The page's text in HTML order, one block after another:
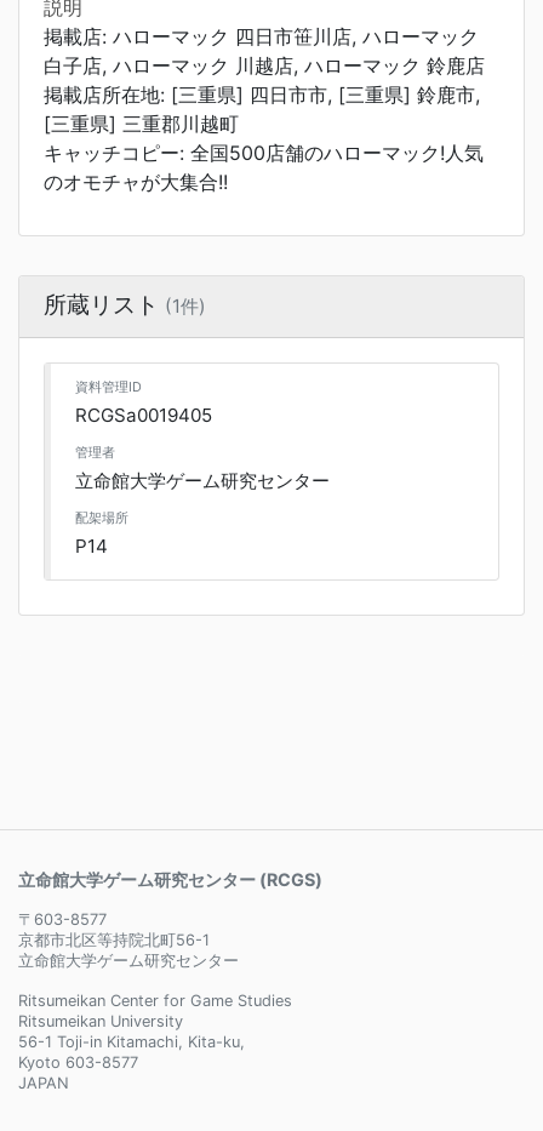
説明
掲載店: ハローマック 四日市笹川店, ハローマック
白子店, ハローマック 川越店, ハローマック 鈴鹿店
掲載店所在地: [三重県] 四日市市, [三重県] 鈴鹿市,
[三重県] 三重郡川越町
キャッチコピー: 全国500店舗のハローマック!人気
のオモチャが大集合!!
所蔵リスト (1件)
資料管理ID
RCGSa0019405
管理者
立命館大学ゲーム研究センター
配架場所
P14
立命館大学ゲーム研究センター (RCGS)
〒603-8577
京都市北区等持院北町56-1
立命館大学ゲーム研究センター
Ritsumeikan Center for Game Studies
Ritsumeikan University
56-1 Toji-in Kitamachi, Kita-ku,
Kyoto 603-8577
JAPAN